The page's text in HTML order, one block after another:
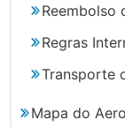
Reembolso
Regras
Transporte
Mapa do